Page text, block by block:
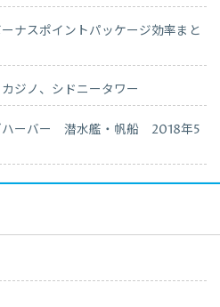
ナスポイントパッケージ効率まと
ジノ、シドニータワー
ーバー 潜水艦・帆船 2018年5